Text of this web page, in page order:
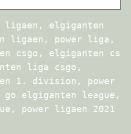
ligaen, elgiganten
ligaen, power liga,
csgo, elgiganten cs
liga csgo,
1. division, power
elgiganten league,
power ligaen 2021